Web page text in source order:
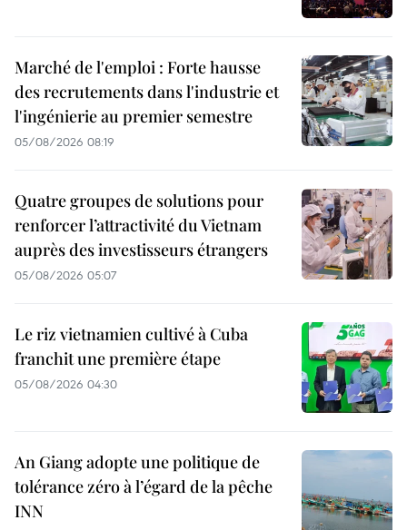
Marché de l'emploi : Forte hausse
des recrutements dans l'industrie et
l'ingénierie au premier semestre
05/08/2026 08:19
Quatre groupes de solutions pour
renforcer l’attractivité du Vietnam
auprès des investisseurs étrangers
05/08/2026 05:07
Le riz vietnamien cultivé à Cuba
franchit une première étape
05/08/2026 04:30
An Giang adopte une politique de
tolérance zéro à l’égard de la pêche
INN